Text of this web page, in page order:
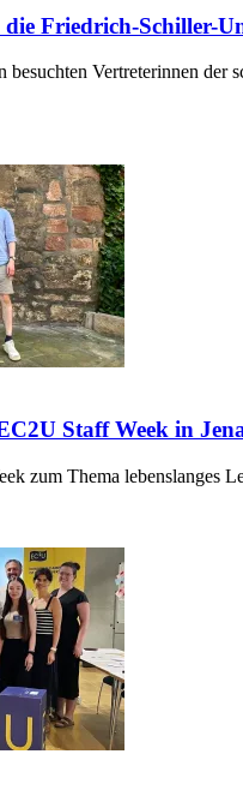
Friedrich-Schiller-
Vertreterinnen der
Staff Week in
zum Thema lebenslanges